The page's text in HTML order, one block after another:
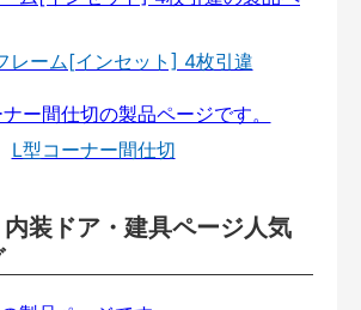
レーム[インセット] 4枚引違
L型コーナー間仕切
装ドア・建具ページ人気